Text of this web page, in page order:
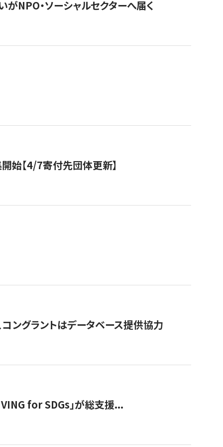
NPO・ソーシャルセクターへ届く
始【4/7寄付先団体更新】
ングラントはデータベース提供協力
for SDGs」が総支援...